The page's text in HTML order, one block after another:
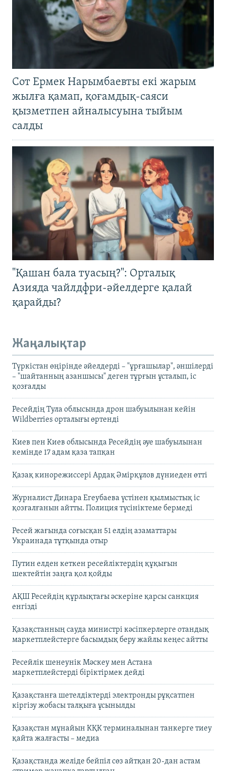
Сот Ермек Нарымбаевты екі жарым
жылға қамап, қоғамдық-саяси
қызметпен айналысуына тыйым
салды
"Қашан бала туасың?": Орталық
Азияда чайлдфри-әйелдерге қалай
қарайды?
Жаңалықтар
Түркістан өңірінде әйелдерді – "ұрғашылар", әншілерді
– "шайтанның азаншысы" деген тұрғын ұсталып, іс
қозғалды
Ресейдің Тула облысында дрон шабуылынан кейін
Wildberries орталығы өртенді
Киев пен Киев облысында Ресейдің әуе шабуылынан
кемінде 17 адам қаза тапқан
Қазақ кинорежиссері Ардақ Әмірқұлов дүниеден өтті
Журналист Динара Егеубаева үстінен қылмыстық іс
қозғалғанын айтты. Полиция түсініктеме бермеді
Ресей жағында соғысқан 51 елдің азаматтары
Украинада тұтқында отыр
Путин елден кеткен ресейліктердің құқығын
шектейтін заңға қол қойды
АҚШ Ресейдің құрлықтағы әскеріне қарсы санкция
енгізді
Қазақстанның сауда министрі кәсіпкерлерге отандық
маркетплейстерге басымдық беру жайлы кеңес айтты
Ресейлік шенеунік Мәскеу мен Астана
маркетплейстерді біріктірмек дейді
Қазақстанға шетелдіктерді электронды рұқсатпен
кіргізу жобасы талқыға ұсынылды
Қазақстан мұнайын КҚК терминалынан танкерге тиеу
қайта жалғасты – медиа
Қазақстанда желіде бейпіл сөз айтқан 20-дан астам